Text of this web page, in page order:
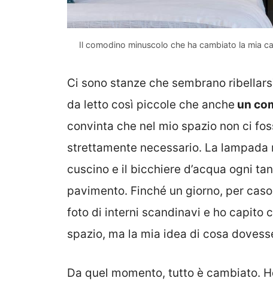
Il comodino minuscolo che ha cambiato la mia
Ci sono stanze che sembrano
da letto così piccole che anche un
convinta che nel mio spazio non ci
strettamente necessario. La
cuscino e il bicchiere d’acqua ogni
pavimento. Finché un giorno, per
foto di interni scandinavi e ho capito
spazio, ma la mia idea di cosa
Da quel momento, tutto è cambiato.